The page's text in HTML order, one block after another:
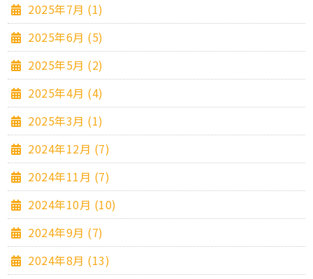
2025年7月 (1)
2025年6月 (5)
2025年5月 (2)
2025年4月 (4)
2025年3月 (1)
2024年12月 (7)
2024年11月 (7)
2024年10月 (10)
2024年9月 (7)
2024年8月 (13)